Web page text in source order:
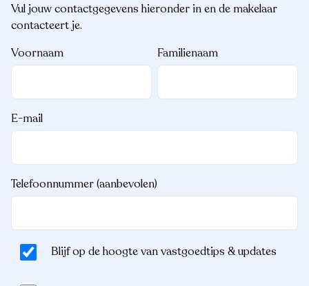
Vul jouw contactgegevens hieronder in en de makelaar
contacteert je.
Voornaam
Familienaam
E-mail
Telefoonnummer (aanbevolen)
Blijf op de hoogte van vastgoedtips & updates